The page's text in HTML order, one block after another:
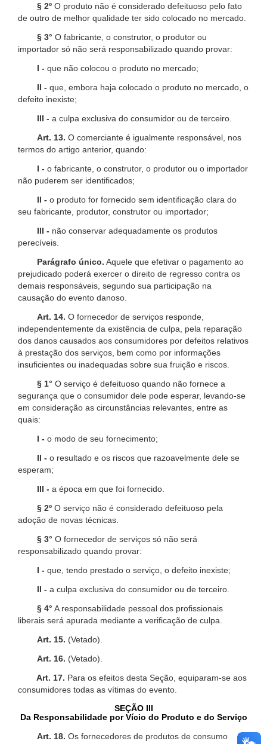
§ 2º O produto não é considerado defeituoso pelo fato
de outro de melhor qualidade ter sido colocado no mercado.
§ 3° O fabricante, o construtor, o produtor ou
importador só não será responsabilizado quando provar:
I - que não colocou o produto no mercado;
II - que, embora haja colocado o produto no mercado, o
defeito inexiste;
III - a culpa exclusiva do consumidor ou de terceiro.
Art. 13. O comerciante é igualmente responsável, nos
termos do artigo anterior, quando:
I - o fabricante, o construtor, o produtor ou o importador
não puderem ser identificados;
II - o produto for fornecido sem identificação clara do
seu fabricante, produtor, construtor ou importador;
III - não conservar adequadamente os produtos
perecíveis.
Parágrafo único. Aquele que efetivar o pagamento ao
prejudicado poderá exercer o direito de regresso contra os
demais responsáveis, segundo sua participação na
causação do evento danoso.
Art. 14. O fornecedor de serviços responde,
independentemente da existência de culpa, pela reparação
dos danos causados aos consumidores por defeitos relativos
à prestação dos serviços, bem como por informações
insuficientes ou inadequadas sobre sua fruição e riscos.
§ 1° O serviço é defeituoso quando não fornece a
segurança que o consumidor dele pode esperar, levando-se
em consideração as circunstâncias relevantes, entre as
quais:
I - o modo de seu fornecimento;
II - o resultado e os riscos que razoavelmente dele se
esperam;
III - a época em que foi fornecido.
§ 2º O serviço não é considerado defeituoso pela
adoção de novas técnicas.
§ 3° O fornecedor de serviços só não será
responsabilizado quando provar:
I - que, tendo prestado o serviço, o defeito inexiste;
II - a culpa exclusiva do consumidor ou de terceiro.
§ 4° A responsabilidade pessoal dos profissionais
liberais será apurada mediante a verificação de culpa.
Art. 15. (Vetado).
Art. 16. (Vetado).
Art. 17. Para os efeitos desta Seção, equiparam-se aos
consumidores todas as vítimas do evento.
SEÇÃO III
Da Responsabilidade por Vício do Produto e do Serviço
Art. 18. Os fornecedores de produtos de consumo